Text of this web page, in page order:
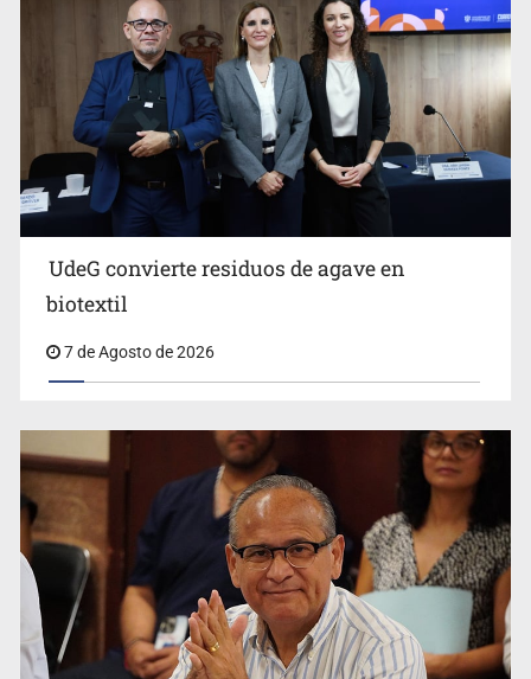
Ya hay solicitud de audiencia de imputación en caso Eli
Castro
Vecinos acusan retiro de árboles; Ijalvi niega tala
UdeG convierte residuos de agave en
biotextil
7 de Agosto de 2026